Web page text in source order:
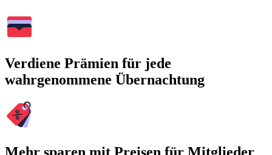
Verdiene Prämien für jede
wahrgenommene Übernachtung